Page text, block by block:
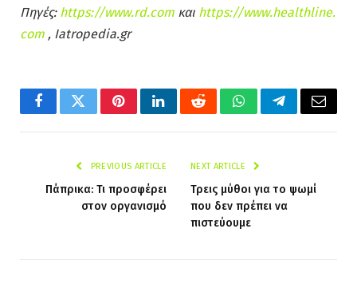
Πηγές: https://www.rd.com και https://www.healthline.
com , Iatropedia.gr
FacebookTwitterPinterestLinkedInRedditWhatsAppTelegramEmail
PREVIOUS ARTICLE
Πάπρικα: Τι προσφέρει
στον οργανισμό
NEXT ARTICLE
Τρεις μύθοι για το ψωμί
που δεν πρέπει να
πιστεύουμε